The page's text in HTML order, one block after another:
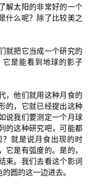
解太阳的非常好的一个
什么呢？除了比较美之
就把它当成一个研究的
是能看到地球的影子
，他们就用这种月食的
的，它就已经提出这种
说我们要测定一个月球
的这种研究吧，可能都
就是说月食出现的时
它是有弧度的。是的，
束。我们去看这个影词
圆的这一边进去。